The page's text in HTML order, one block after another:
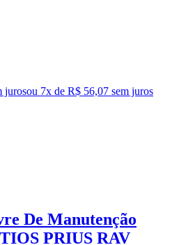
jurosou 7x de R$ 56,07 sem juros
De Manutenção
PRIUS RAV